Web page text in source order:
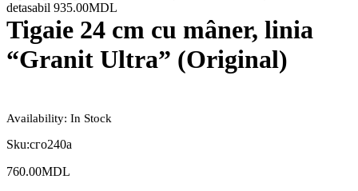
detasabil 935.00MDL
Tigaie 24 cm cu mâner, linia
“Granit Ultra” (Original)
Availability: In Stock
Sku:сго240а
760.00MDL